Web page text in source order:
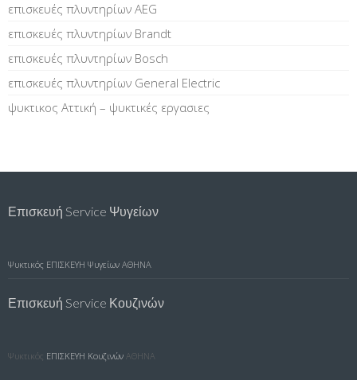
επισκευές πλυντηρίων AEG
επισκευές πλυντηρίων Brandt
επισκευές πλυντηρίων Bosch
επισκευές πλυντηρίων General Electric
ψυκτικος Αττική – ψυκτικές εργασιες
Επισκευή Service Ψυγείων
Ψυκτικός ΕΠΙΣΚΕΥΗ Ψυγείων ΑΘΗΝΑ
Επισκευή Service Κουζινών
Ψυκτικός ΕΠΙΣΚΕΥΗ Κουζινών ΑΘΗΝΑ